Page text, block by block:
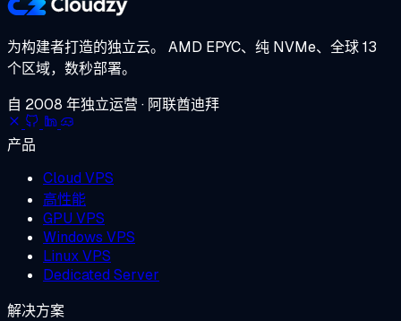
为构建者打造的独立云。 AMD EPYC、纯 NVMe、全球 13
个区域，数秒部署。
自 2008 年独立运营 · 阿联酋迪拜
产品
Cloud VPS
高性能
GPU VPS
Windows VPS
Linux VPS
Dedicated Server
解决方案